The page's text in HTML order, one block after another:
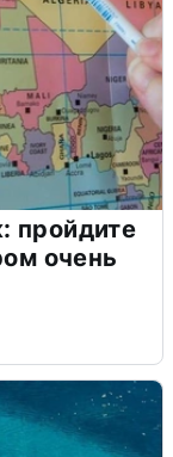
пройдите
очень